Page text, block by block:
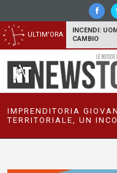
ULTIM'ORA
INCENDI:
CAMBIO
IMPRENDITORIA
TERRITORIALE, UN